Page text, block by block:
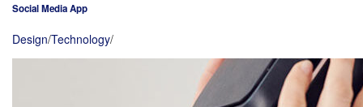
Social Media App
Design/Technology/